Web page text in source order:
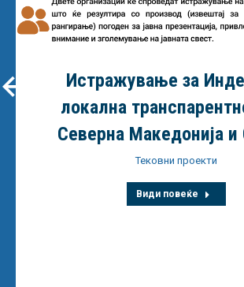
Истражување за
локална
Северна Македонија и
Тековни проекти
Види повеќе